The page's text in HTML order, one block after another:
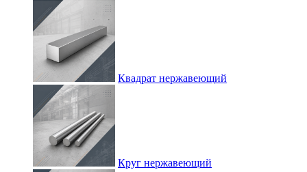
Квадрат нержавеющий
Круг нержавеющий